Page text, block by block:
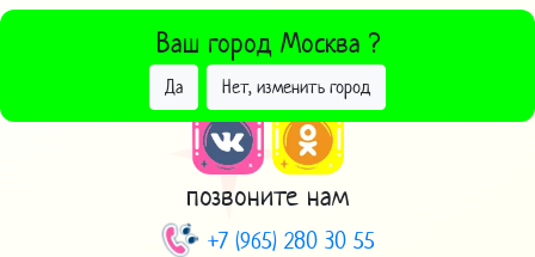
Ваш город Москва ?
Да Нет, изменить город
ВЫБРАТЬ ДРУГОЙ ГОРОД
позвоните нам
+7 (965) 280 30 55